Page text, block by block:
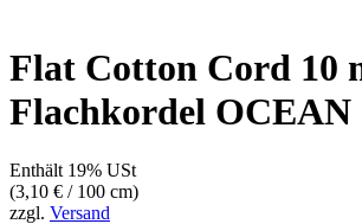
Flat Cotton Cord 10
Flachkordel OCEAN
Enthält 19% USt
(3,10 € / 100 cm)
zzgl. Versand